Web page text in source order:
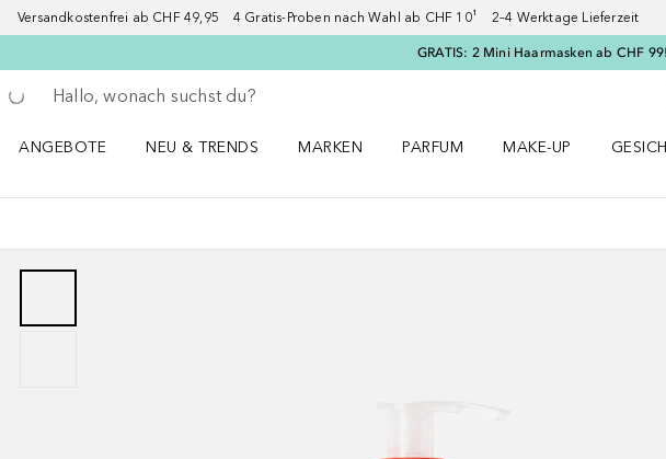
Versandkostenfrei ab CHF 49,95 4 Gratis-Proben nach Wahl ab CHF 10¹ 2–4 Werktage Lieferzeit
GRATIS: 2 Mini Haarmasken ab CHF
Gehe zurück
Suche ausführen
ANGEBOTE
NEU & TRENDS
MARKEN
PARFUM
MAKE-UP